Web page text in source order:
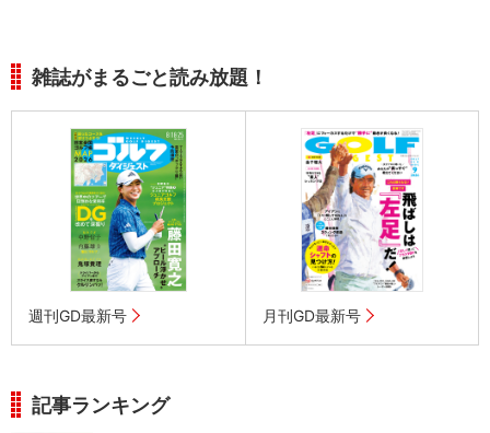
雑誌がまるごと読み放題！
週刊GD最新号 月刊GD最新号
記事ランキング